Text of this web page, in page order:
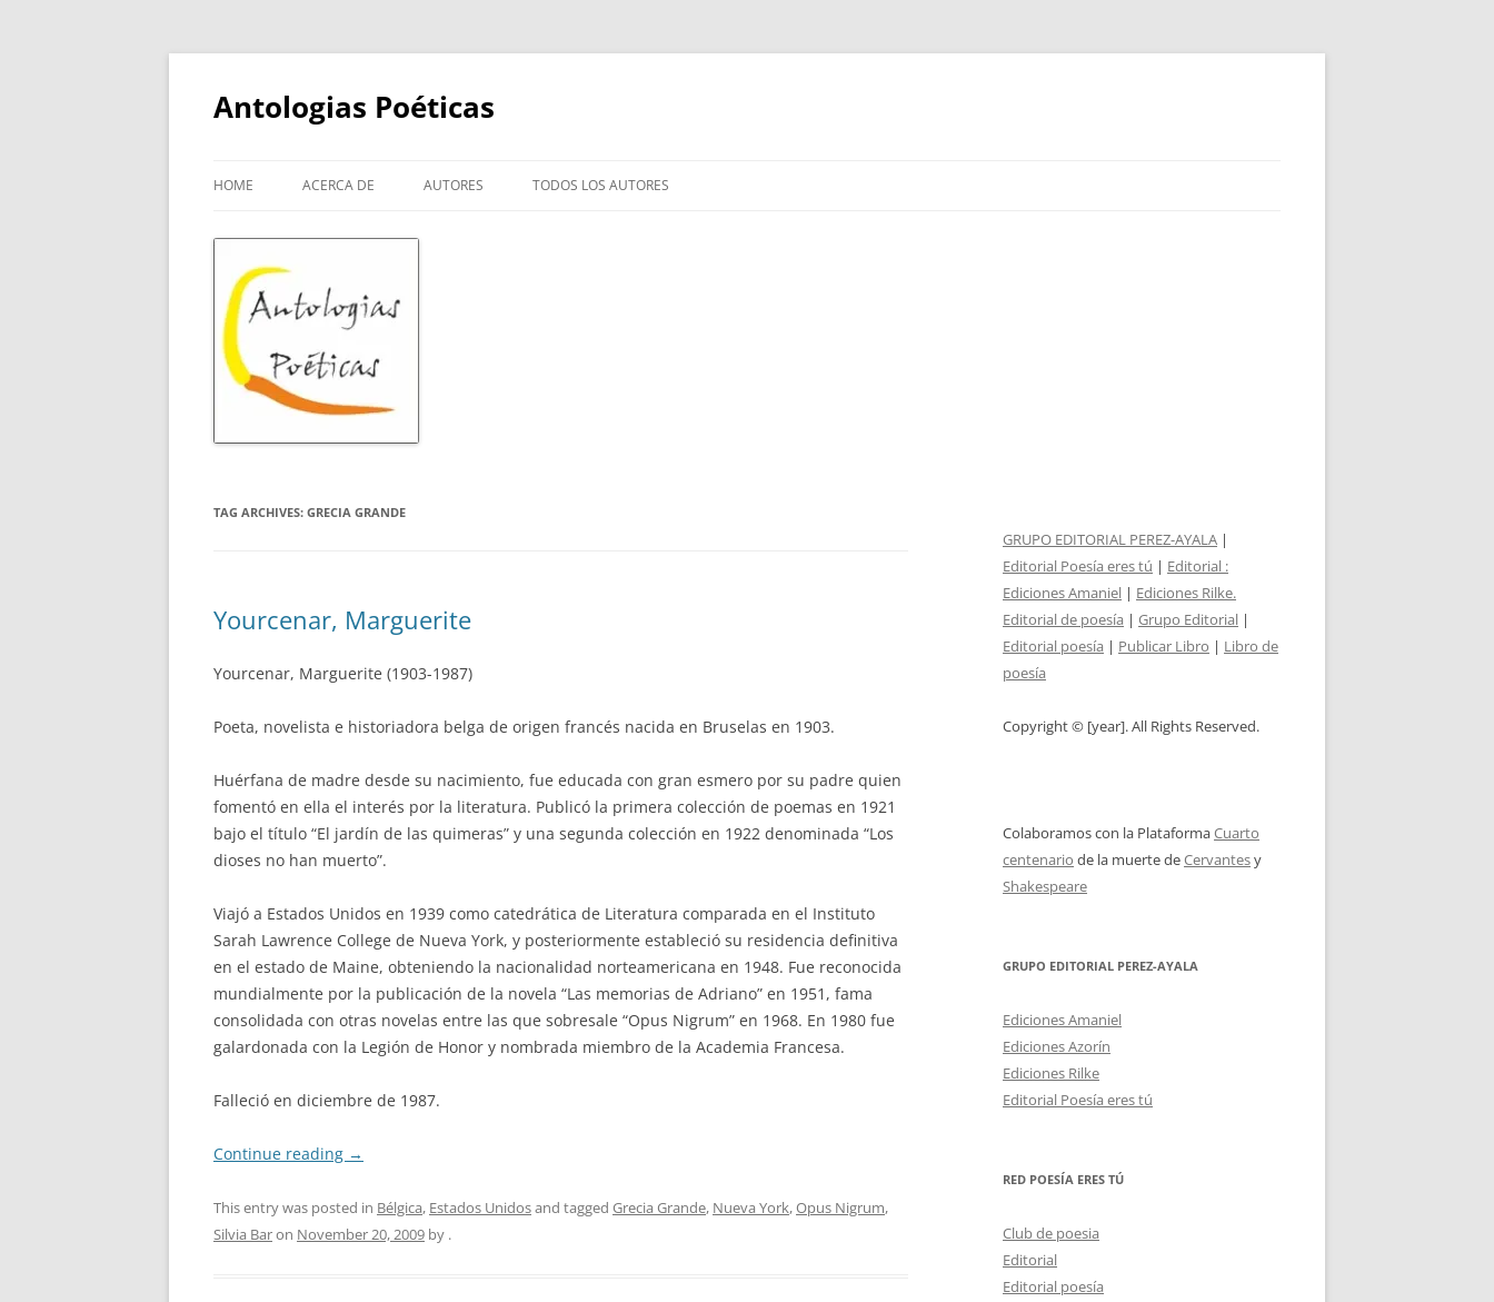
Skip
Antologias Poéticas
HOME ACERCA DE AUTORES TODOS LOS AUTORES
TAG ARCHIVES: GRECIA GRANDE
Yourcenar, Marguerite
Yourcenar, Marguerite (1903-1987)
Poeta, novelista e historiadora belga de origen francés nacida en Bruselas en 1903.
Huérfana de madre desde su nacimiento, fue educada con gran esmero por su padre quien
fomentó en ella el interés por la literatura. Publicó la primera colección de poemas en 1921
bajo el título “El jardín de las quimeras” y una segunda colección en 1922 denominada “Los
dioses no han muerto”.
Viajó a Estados Unidos en 1939 como catedrática de Literatura comparada en el Instituto
Sarah Lawrence College de Nueva York, y posteriormente estableció su residencia definitiva
en el estado de Maine, obteniendo la nacionalidad norteamericana en 1948. Fue reconocida
mundialmente por la publicación de la novela “Las memorias de Adriano” en 1951, fama
consolidada con otras novelas entre las que sobresale “Opus Nigrum” en 1968. En 1980 fue
galardonada con la Legión de Honor y nombrada miembro de la Academia Francesa.
Falleció en diciembre de 1987.
Continue reading →
This entry was posted in Bélgica, Estados Unidosand tagged Grecia Grande, Nueva York,Opus Nigrum,
Silvia Baron November 20, 2009 by .
GRUPO EDITORIAL PEREZ-AYALA |
Editorial Poesía eres tú | Editorial :
Ediciones Amaniel | Ediciones Rilke.
Editorial de poesía | Grupo Editorial |
Editorial poesía | Publicar Libro | Libro de
poesía
Copyright © [year]. All Rights Reserved.
Colaboramos con la PlataformaCuarto
centenario de la muerte deCervantesy
Shakespeare
GRUPO EDITORIAL PEREZ-AYALA
Ediciones Amaniel
Ediciones Azorín
Ediciones Rilke
Editorial Poesía eres tú
RED POESÍA ERES TÚ
Club de poesia
Editorial
Editorial poesía